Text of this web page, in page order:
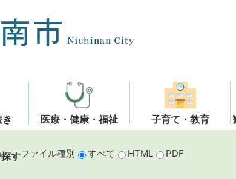
医療・健康・福祉 子育て・教育
すファイル種別 すべて HTML PDF